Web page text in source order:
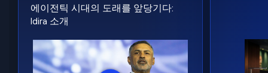
에이전틱 시대의 도래를 앞당기다:
Idira 소개